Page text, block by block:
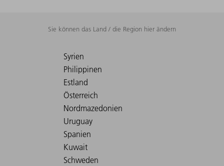
Sie können das Land / die Region hier ändern